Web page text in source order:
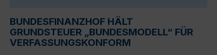
BUNDESFINANZHOF HÄLT
GRUNDSTEUER „BUNDESMODELL“ FÜR
VERFASSUNGSKONFORM